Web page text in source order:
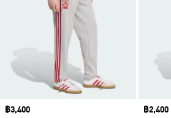
Price
฿3,400
Price
฿2,400